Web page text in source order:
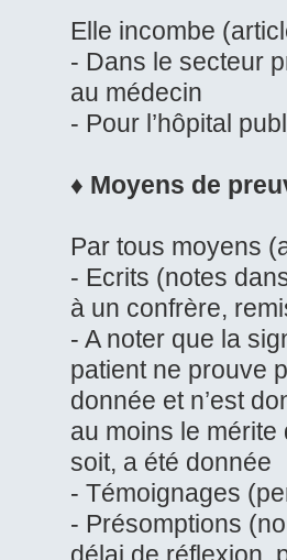
Elle incombe
- Dans le secteur
au médecin
- Pour l’hôpital
♦ Moyens de
Par tous moyens
- Ecrits (notes
à un confrère,
- A noter que la
patient ne prouve
donnée et n’est
au moins le mérite
soit, a été donnée
- Témoignages
- Présomptions